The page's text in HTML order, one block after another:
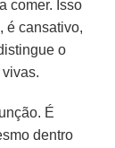
comer. Isso
é cansativo,
o
É
dentro